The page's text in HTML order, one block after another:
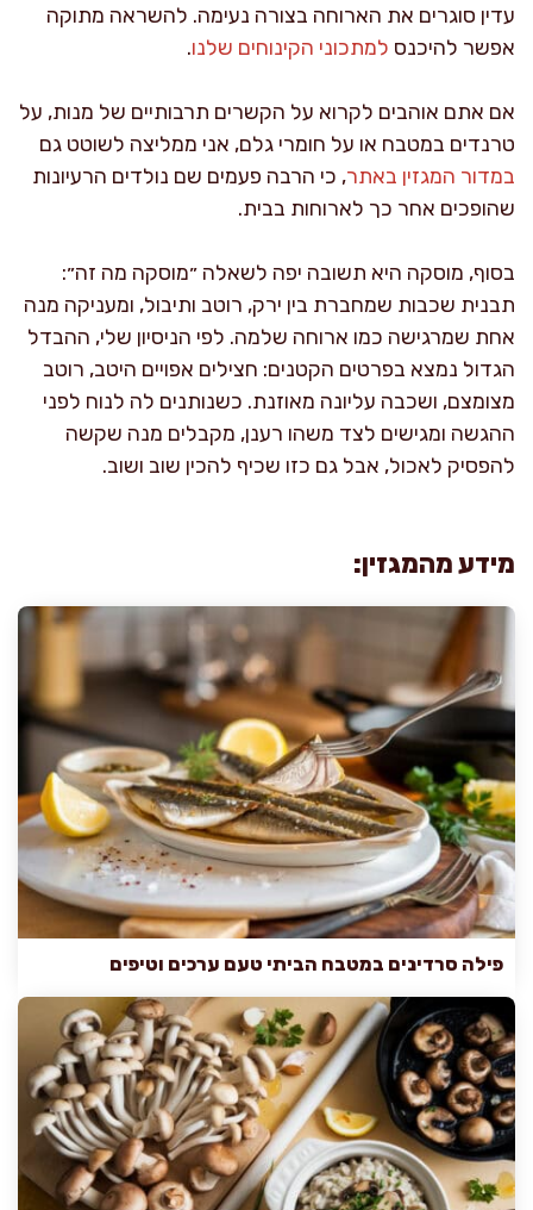
עדין סוגרים את הארוחה בצורה נעימה. להשראה מתוקה
אפשר להיכנס למתכוני הקינוחים שלנו.
אם אתם אוהבים לקרוא על הקשרים תרבותיים של מנות, על
טרנדים במטבח או על חומרי גלם, אני ממליצה לשוטט גם
במדור המגזין באתר, כי הרבה פעמים שם נולדים הרעיונות
שהופכים אחר כך לארוחות בבית.
בסוף, מוסקה היא תשובה יפה לשאלה ״מוסקה מה זה״:
תבנית שכבות שמחברת בין ירק, רוטב ותיבול, ומעניקה מנה
אחת שמרגישה כמו ארוחה שלמה. לפי הניסיון שלי, ההבדל
הגדול נמצא בפרטים הקטנים: חצילים אפויים היטב, רוטב
מצומצם, ושכבה עליונה מאוזנת. כשנותנים לה לנוח לפני
ההגשה ומגישים לצד משהו רענן, מקבלים מנה שקשה
להפסיק לאכול, אבל גם כזו שכיף להכין שוב ושוב.
מידע מהמגזין:
פילה סרדינים במטבח הביתי טעם ערכים וטיפים